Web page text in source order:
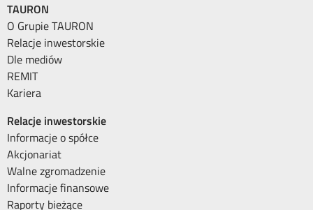
TAURON
O Grupie TAURON
Relacje inwestorskie
Dle mediów
REMIT
Kariera
Relacje inwestorskie
Informacje o spółce
Akcjonariat
Walne zgromadzenie
Informacje finansowe
Raporty bieżące